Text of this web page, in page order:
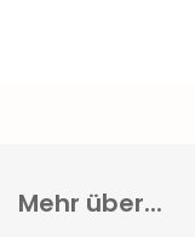
Mehr über...